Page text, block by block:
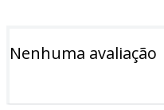
Nenhuma avaliação